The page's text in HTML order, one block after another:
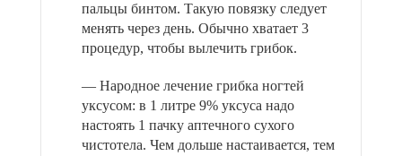
пальцы бинтом. Такую повязку следует
менять через день. Обычно хватает 3
процедур, чтобы вылечить грибок.
— Народное лечение грибка ногтей
уксусом: в 1 литре 9% уксуса надо
настоять 1 пачку аптечного сухого
чистотела. Чем дольше настаивается, тем